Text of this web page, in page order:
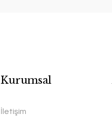
Kurumsal
İletişim